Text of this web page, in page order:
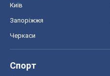
Київ
Запоріжжя
Черкаси
Спорт